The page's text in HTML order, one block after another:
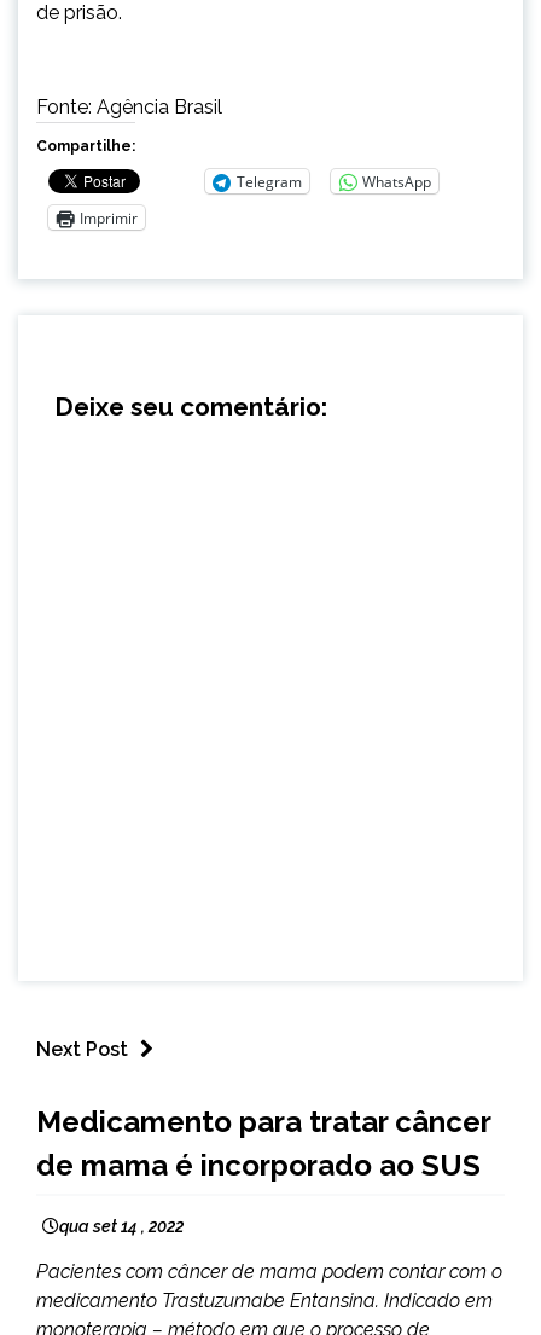
de prisão.
Fonte: Agência Brasil
Compartilhe:
Telegram
WhatsApp
Imprimir
Deixe seu comentário:
Next Post
NOTÍCIAS
Medicamento para tratar câncer
de mama é incorporado ao SUS
qua set 14 , 2022
Pacientes com câncer de mama podem contar com o
medicamento Trastuzumabe Entansina. Indicado em
monoterapia – método em que o processo de